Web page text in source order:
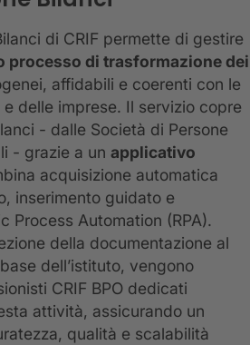
di CRIF permette di gestire
processo di trasformazione dei
affidabili e coerenti con le
delle imprese. Il servizio copre
- dalle Società di Persone
- grazie a un applicativo
acquisizione automatica
inserimento guidato e
Process Automation (RPA).
della documentazione al
dell’istituto, vengono
CRIF BPO dedicati
attività, assicurando un
qualità e scalabilità